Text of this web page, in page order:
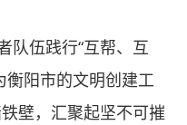
队伍践行“互帮、互
衡阳市的文明创建工
壁，汇聚起坚不可摧